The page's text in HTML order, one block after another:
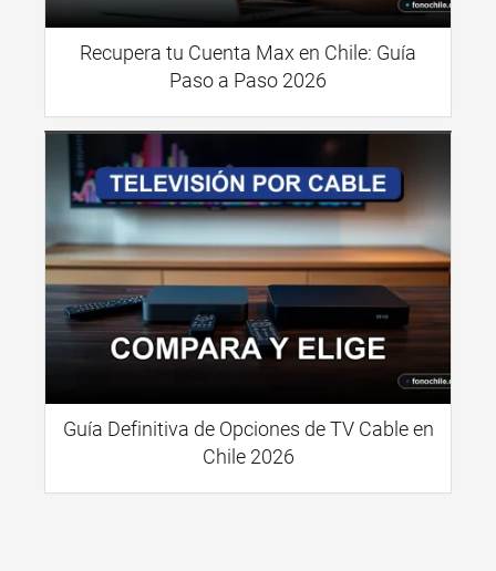
Recupera tu Cuenta Max en Chile: Guía
Paso a Paso 2026
Guía Definitiva de Opciones de TV Cable en
Chile 2026